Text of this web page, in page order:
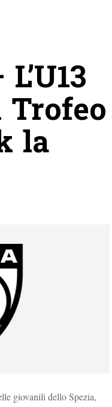
Trofeo
la
giovanili dello Spezia,